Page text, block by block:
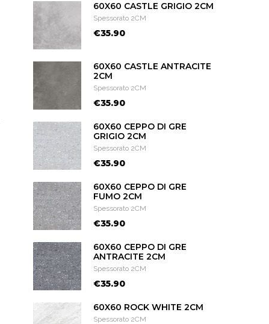
60X60 CASTLE GRIGIO 2CM
Spessorato 2CM
€35.90
60X60 CASTLE ANTRACITE
2CM
Spessorato 2CM
€35.90
60X60 CEPPO DI GRE
GRIGIO 2CM
Spessorato 2CM
€35.90
60X60 CEPPO DI GRE
FUMO 2CM
Spessorato 2CM
€35.90
60X60 CEPPO DI GRE
ANTRACITE 2CM
Spessorato 2CM
€35.90
60X60 ROCK WHITE 2CM
Spessorato 2CM